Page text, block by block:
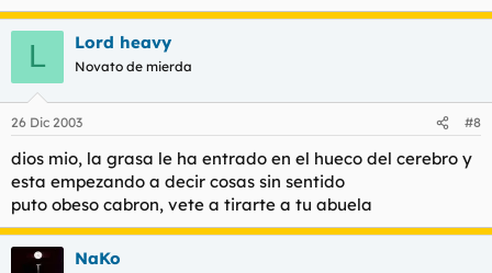
L Lord heavy
Novato de mierda
26 Dic 2003 #8
dios mio, la grasa le ha entrado en el hueco del cerebro y
esta empezando a decir cosas sin sentido
puto obeso cabron, vete a tirarte a tu abuela
NaKo